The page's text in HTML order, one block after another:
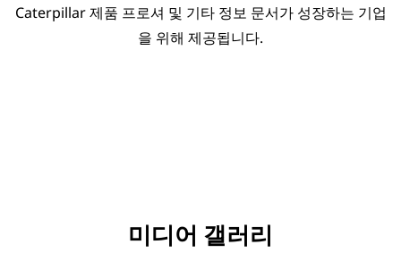
Caterpillar 제품 프로셔 및 기타 정보 문서가 성장하는 기업
을 위해 제공됩니다.
미디어 갤러리